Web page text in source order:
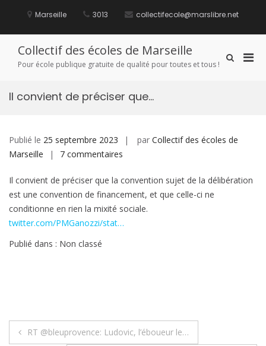
Marseille 3013 collectifecole@marslibre.net
Collectif des écoles de Marseille
Pour école publique gratuite de qualité pour toutes et tous !
Afficher
Il convient de préciser que…
Publié le 25 septembre 2023 par Collectif des écoles de
Marseille
7 commentaires
convient
de
préciser
que…
Il convient de préciser que la convention sujet de la délibération
est une convention de financement, et que celle-ci ne
conditionne en rien la mixité sociale.
twitter.com/PMGanozzi/stat…
Publié dans : Non classé
Navigation
RT @bleuprovence: Ludovic, l’éboueur le…